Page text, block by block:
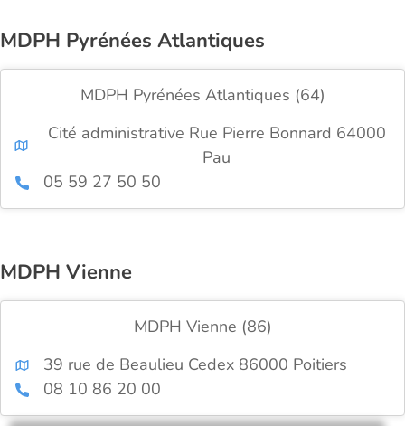
MDPH Pyrénées Atlantiques
MDPH Pyrénées Atlantiques (64)
Cité administrative Rue Pierre Bonnard 64000
Pau
05 59 27 50 50
MDPH Vienne
MDPH Vienne (86)
39 rue de Beaulieu Cedex 86000 Poitiers
08 10 86 20 00